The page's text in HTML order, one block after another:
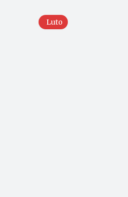
Luto